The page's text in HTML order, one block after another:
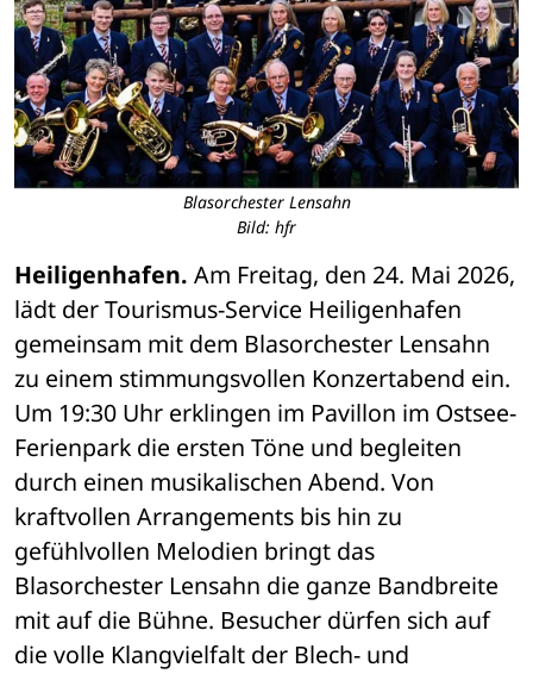
Blasorchester Lensahn
Bild: hfr
Heiligenhafen. Am Freitag, den 24. Mai 2026,
lädt der Tourismus-Service Heiligenhafen
gemeinsam mit dem Blasorchester Lensahn
zu einem stimmungsvollen Konzertabend ein.
Um 19:30 Uhr erklingen im Pavillon im Ostsee-
Ferienpark die ersten Töne und begleiten
durch einen musikalischen Abend. Von
kraftvollen Arrangements bis hin zu
gefühlvollen Melodien bringt das
Blasorchester Lensahn die ganze Bandbreite
mit auf die Bühne. Besucher dürfen sich auf
die volle Klangvielfalt der Blech- und